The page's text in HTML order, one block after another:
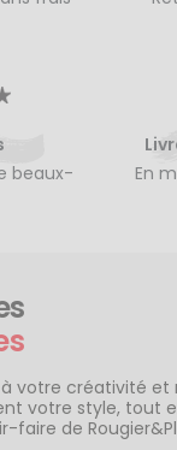
beaux-
En
à votre créativité et
votre style, tout
faire de